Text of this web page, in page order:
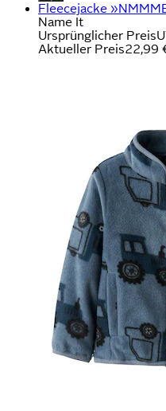
Fleecejacke
Name It
Ursprünglicher Preis
Aktueller Preis22,99